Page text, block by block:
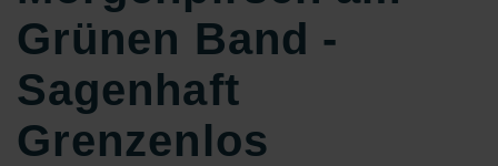
Grünen Band -
Sagenhaft
Grenzenlos